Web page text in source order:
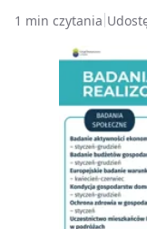
1 min czytania